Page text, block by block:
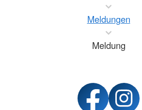
Meldungen
Meldung